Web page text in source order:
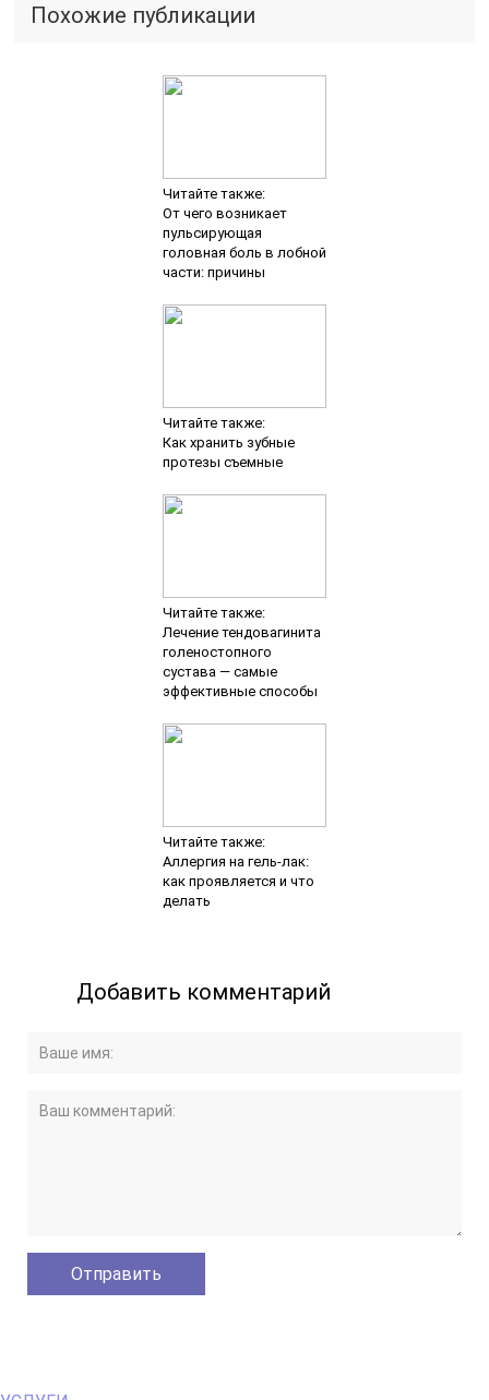
Похожие публикации
Читайте также:
От чего возникает
пульсирующая
головная боль в лобной
части: причины
Читайте также:
Как хранить зубные
протезы съемные
Читайте также:
Лечение тендовагинита
голеностопного
сустава — самые
эффективные способы
Читайте также:
Аллергия на гель-лак:
как проявляется и что
делать
Добавить комментарий